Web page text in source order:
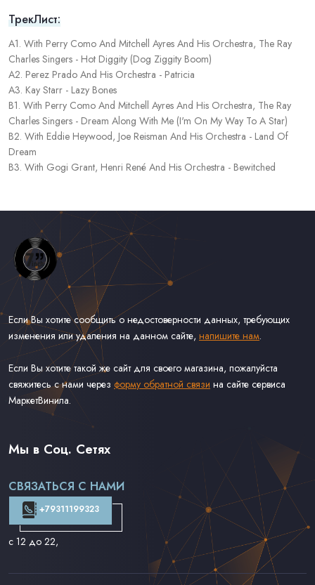
ТрекЛист:
A1. With Perry Como And Mitchell Ayres And His Orchestra, The Ray
Charles Singers - Hot Diggity (Dog Ziggity Boom)
A2. Perez Prado And His Orchestra - Patricia
A3. Kay Starr - Lazy Bones
B1. With Perry Como And Mitchell Ayres And His Orchestra, The Ray
Charles Singers - Dream Along With Me (I'm On My Way To A Star)
B2. With Eddie Heywood, Joe Reisman And His Orchestra - Land Of
Dream
B3. With Gogi Grant, Henri René And His Orchestra - Bewitched
Если Вы хотите сообщить о недостоверности данных, требующих
изменения или удаления на данном сайте, напишите нам.
Если Вы хотите такой же сайт для своего магазина, пожалуйста
свяжитесь с нами через форму обратной связи на сайте сервиса
МаркетВинила.
Весь Каталог Винила на 7''
Рок на 7''
Доставка и Оплата
Контакты
Мы в Соц. Сетях
СВЯЗАТЬСЯ С НАМИ
+79311199323
с 12 до 22,